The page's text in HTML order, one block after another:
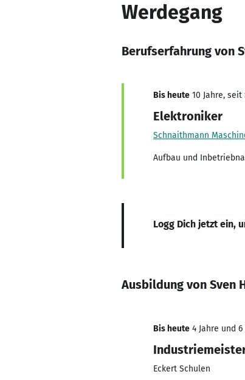
Werdegang
Berufserfahrung von
Bis heute 10 Jahre, seit
Elektroniker
Schnaithmann
Aufbau und
Logg Dich jetzt ein,
Ausbildung von Sven
Bis heute 4 Jahre und
Eckert Schulen